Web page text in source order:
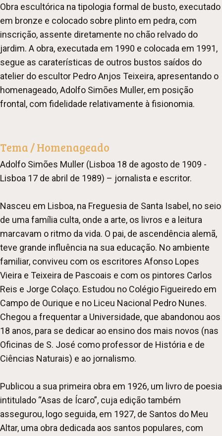
Obra escultórica na tipologia formal de busto, executado
em bronze e colocado sobre plinto em pedra, com
inscrição, assente diretamente no chão relvado do
jardim. A obra, executada em 1990 e colocada em 1991,
segue as caraterísticas de outros bustos saídos do
atelier do escultor Pedro Anjos Teixeira, apresentando o
homenageado, Adolfo Simões Muller, em posição
frontal, com fidelidade relativamente à fisionomia.
Tema / Homenageado
Adolfo Simões Muller (Lisboa 18 de agosto de 1909 -
Lisboa 17 de abril de 1989) – jornalista e escritor.
Nasceu em Lisboa, na Freguesia de Santa Isabel, no seio
de uma família culta, onde a arte, os livros e a leitura
marcavam o ritmo da vida. O pai, de ascendência alemã,
teve grande influência na sua educação. No ambiente
familiar, conviveu com os escritores Afonso Lopes
Vieira e Teixeira de Pascoais e com os pintores Carlos
Reis e Jorge Colaço. Estudou no Colégio Figueiredo em
Campo de Ourique e no Liceu Nacional Pedro Nunes.
Chegou a frequentar a Universidade, que abandonou aos
18 anos, para se dedicar ao ensino dos mais novos (nas
Oficinas de S. José como professor de História e de
Ciências Naturais) e ao jornalismo.
Publicou a sua primeira obra em 1926, um livro de poesia
intitulado “Asas de Ícaro”, cuja edição também
assegurou, logo seguida, em 1927, de Santos do Meu
Altar, uma obra dedicada aos santos populares, com